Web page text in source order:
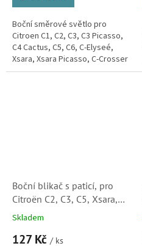
Boční směrové světlo pro
Citroen C1, C2, C3, C3 Picasso,
C4 Cactus, C5, C6, C-Elyseé,
Xsara, Xsara Picasso, C-Crosser
a Berlingo, Jumpy a
Boční blikač s paticí, pro
Citroën C2, C3, C5, Xsara,
Xsara Picasso a Berlingo
Skladem
127 Kč / ks